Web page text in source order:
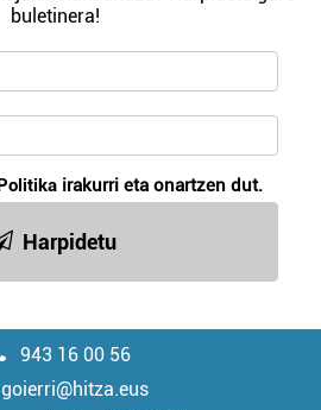
buletinera!
irakurri eta onartzen dut.
Harpidetu
943 16 00 56
goierri@hitza.eus